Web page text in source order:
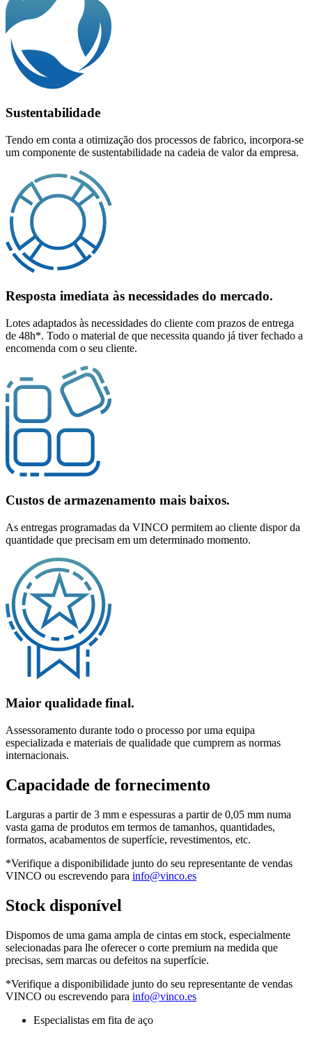
Sustentabilidade
Tendo em conta a otimização dos processos de fabrico, incorpora-se
um componente de sustentabilidade na cadeia de valor da empresa.
Resposta imediata às necessidades do mercado.
Lotes adaptados às necessidades do cliente com prazos de entrega
de 48h*. Todo o material de que necessita quando já tiver fechado a
encomenda com o seu cliente.
Custos de armazenamento mais baixos.
As entregas programadas da VINCO permitem ao cliente dispor da
quantidade que precisam em um determinado momento.
Maior qualidade final.
Assessoramento durante todo o processo por uma equipa
especializada e materiais de qualidade que cumprem as normas
internacionais.
Capacidade de fornecimento
Larguras a partir de 3 mm e espessuras a partir de 0,05 mm numa
vasta gama de produtos em termos de tamanhos, quantidades,
formatos, acabamentos de superfície, revestimentos, etc.
*Verifique a disponibilidade junto do seu representante de vendas
VINCO ou escrevendo para info@vinco.es
Stock disponível
Dispomos de uma gama ampla de cintas em stock, especialmente
selecionadas para lhe oferecer o corte premium na medida que
precisas, sem marcas ou defeitos na superfície.
*Verifique a disponibilidade junto do seu representante de vendas
VINCO ou escrevendo para info@vinco.es
Especialistas em fita de aço